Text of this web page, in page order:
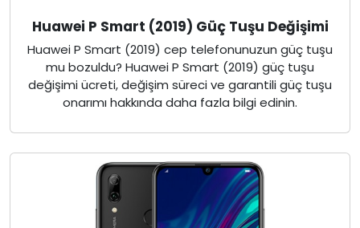
Huawei P Smart (2019) Güç Tuşu Değişimi
Huawei P Smart (2019) cep telefonunuzun güç tuşu
mu bozuldu? Huawei P Smart (2019) güç tuşu
değişimi ücreti, değişim süreci ve garantili güç tuşu
onarımı hakkında daha fazla bilgi edinin.